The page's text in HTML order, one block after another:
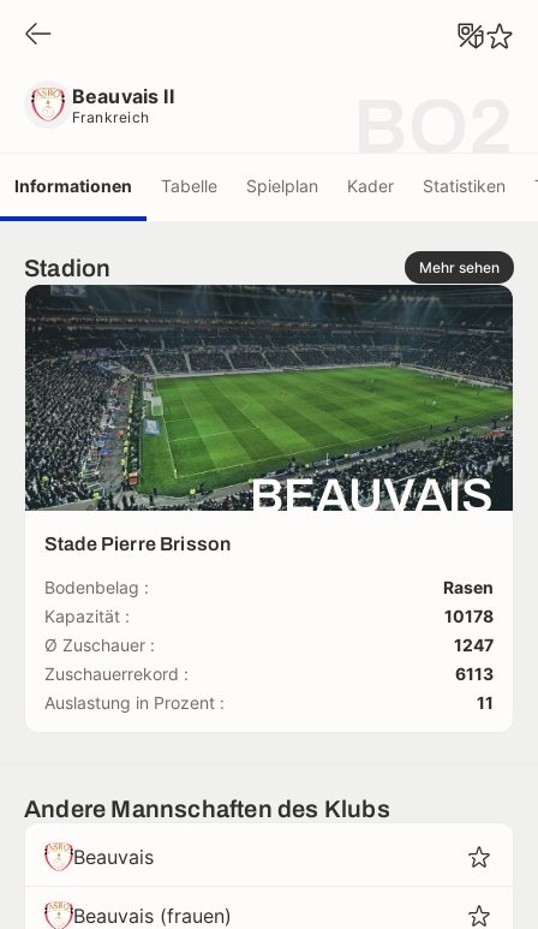
Beauvais II
Frankreich
Informationen Tabelle Spielplan Kader Statistiken
Stadion Mehr sehen
BEAUVAIS
Stade Pierre Brisson
Bodenbelag :
Rasen
Kapazität :
10178
Ø Zuschauer :
1247
Zuschauerrekord :
6113
Auslastung in Prozent :
11
Andere Mannschaften des Klubs
Beauvais
Beauvais (frauen)